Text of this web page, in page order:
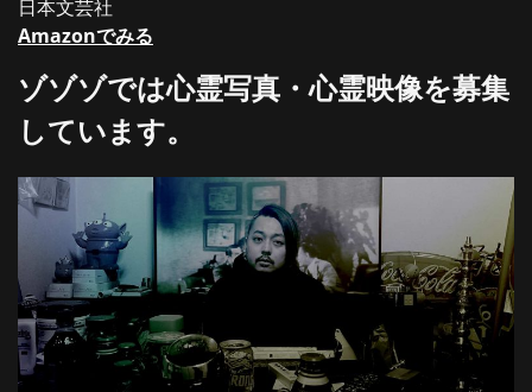
日本文芸社
Amazonでみる
ゾゾゾでは心霊写真・心霊映像を募集
しています。